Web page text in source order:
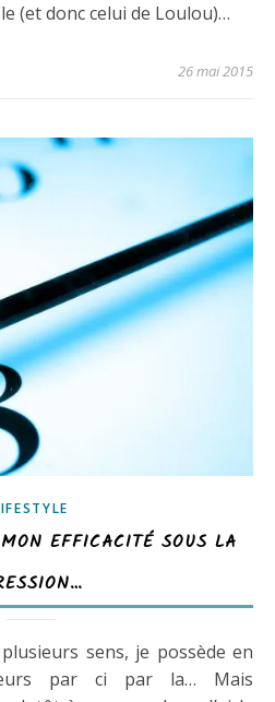
(et donc celui de Loulou)…
26 mai 2015
EFFICACITÉ SOUS LA
par ci par la… Mais